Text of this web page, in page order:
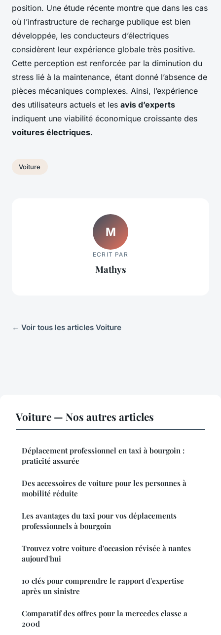
position. Une étude récente montre que dans les cas
où l’infrastructure de recharge publique est bien
développée, les conducteurs d’électriques
considèrent leur expérience globale très positive.
Cette perception est renforcée par la diminution du
stress lié à la maintenance, étant donné l’absence de
pièces mécaniques complexes. Ainsi, l’expérience
des utilisateurs actuels et les avis d’experts
indiquent une viabilité économique croissante des
voitures électriques.
Voiture
M
ECRIT PAR
Mathys
← Voir tous les articles Voiture
Voiture — Nos autres articles
Déplacement professionnel en taxi à bourgoin :
praticité assurée
Des accessoires de voiture pour les personnes à
mobilité réduite
Les avantages du taxi pour vos déplacements
professionnels à bourgoin
Trouvez votre voiture d'occasion révisée à nantes
aujourd'hui
10 clés pour comprendre le rapport d'expertise
après un sinistre
Comparatif des offres pour la mercedes classe a
200d